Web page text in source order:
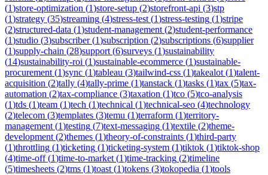
(1)store-optimization (1)store-setup (2)storefront-api (3)stp
(1)strategy (35)streaming (4)stress-test (1)stress-testing (1)stripe
(2)structured-data (1)student-management (2)student-performance
(1)studio (3)subscriber(1)subscription (2)subscriptions (6)supplier
(1)supply-chain (28)support (6)surveys (1)sustainability
(14)sustainability-roi (1)sustainable-ecommerce (1)sustainable-
procurement (1)sync (1)tableau (3)tailwind-css (1)takealot (1)talent-
acquisition (2)tally (4)tally-prime (1)tanstack (1)tasks (1)tax (5)tax-
automation (2)tax-compliance (3)taxation (1)tco (5)tco-analysis
(1)tds (1)team (1)tech (1)technical (1)technical-seo (4)technology
(2)telecom (3)templates (3)temu (1)terraform (1)territory-
management (1)testing (7)text-messaging (1)textile (2)theme-
development (2)themes (1)theory-of-constraints (1)third-party
(1)throttling (1)ticketing (1)ticketing-system (1)tiktok (1)tiktok-shop
(4)time-off(1)time-to-market (1)time-tracking (2)timeline
(5)timesheets (2)tms (1)toast (1)tokens (3)tokopedia (1)tools